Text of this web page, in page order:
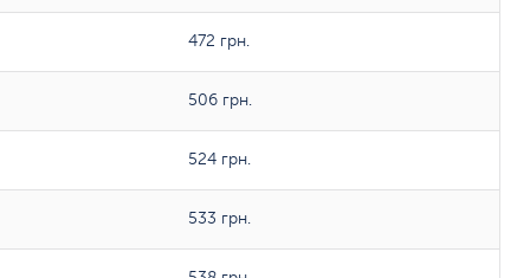
472 грн.
506 грн.
524 грн.
533 грн.